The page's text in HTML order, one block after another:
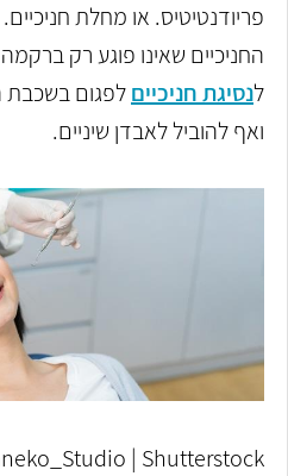
פריודנטיטיס. או מחלת
החניכיים שאינו פוגע רק
לנסיגת חניכייםלפגום בשכבת
ואף להוביל לאבדן שיניים.
| Shutterstock